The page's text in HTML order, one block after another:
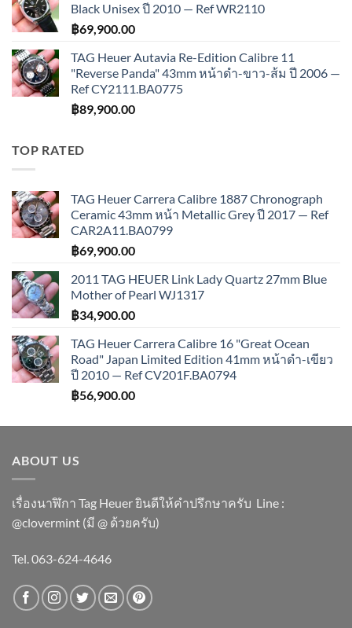
Black Unisex ปี 2010 — Ref WR2110
฿69,900.00
TAG Heuer Autavia Re-Edition Calibre 11
"Reverse Panda" 43mm หน้าดำ-ขาว-ส้ม ปี 2006 —
Ref CY2111.BA0775
฿89,900.00
TOP RATED
TAG Heuer Carrera Calibre 1887 Chronograph
Ceramic 43mm หน้า Metallic Grey ปี 2017 — Ref
CAR2A11.BA0799
฿69,900.00
2011 TAG HEUER Link Lady Quartz 27mm Blue
Mother of Pearl WJ1317
฿34,900.00
TAG Heuer Carrera Calibre 16 "Great Ocean
Road" Japan Limited Edition 41mm หน้าดำ-เขียว
ปี 2010 — Ref CV201F.BA0794
฿56,900.00
ABOUT US
เรื่องนาฬิกา Tag Heuer ยินดีให้คำปรึกษาครับ ​Line :
@clovermint (มี @ ด้วยครับ)
Tel. 063-624-4646